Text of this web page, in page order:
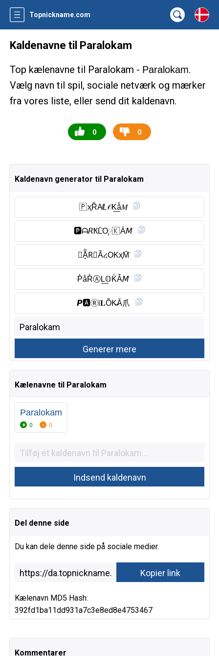
Topnickname.com
Kaldenavne til Paralokam
Top kælenavne til Paralokam - Paralokam.
Vælg navn til spil, sociale netværk og mærker
fra vores liste, eller send dit kaldenavn.
0 0
Kaldenavn generator til Paralokam
🇵 ҳȒ̈A̸𝘓𝒪K͟ẫ𝑀
🅿︎ᗩ𝘙ҞL̆̈O༙🇰 Á𝘔
𝙿ḀͦR⃠ÃረOKҳM̆̈
P̾åR̾Ⓐ︎L͟𝕆K̾Ẵ𝘔
𝙋🅰︎Ⓡ︎ϊ𝐋Ŏ̈K̶Ă爪
Kælenavne til Paralokam
Paralokam
0 0
Del denne side
Du kan dele denne side på sociale medier.
Kælenavn MD5 Hash:
392fd1ba11dd931a7c3e8ed8e4753467
Kommentarer